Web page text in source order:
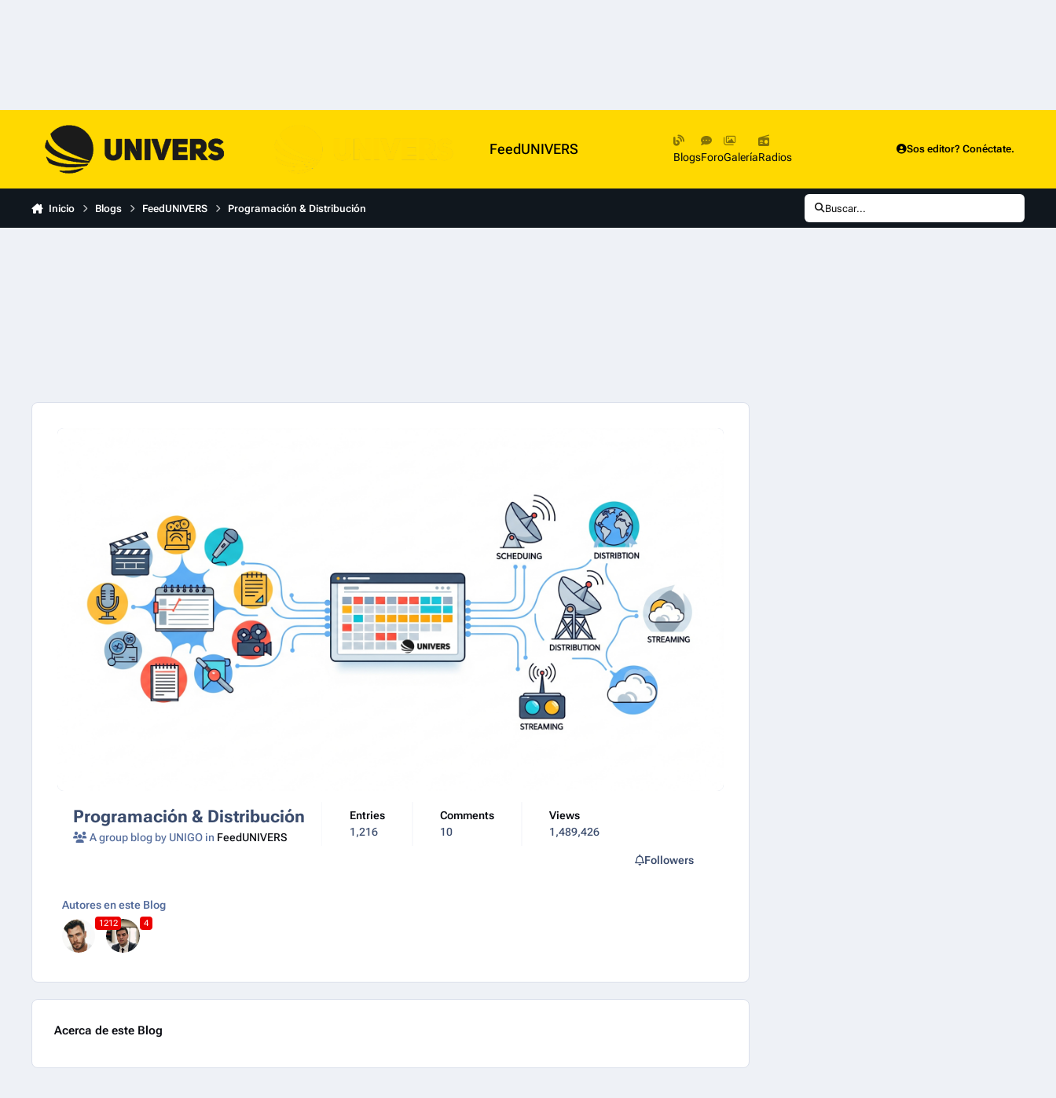
FeedUNIVERS BlogsForoGaleríaRadios
Sos editor? Conéctate.
Inicio Blogs FeedUNIVERS Programación & Distribución Buscar...
Programación & Distribución
A group blog by UNIGO in FeedUNIVERS
Entries
1,216
Comments
10
Views
1,489,426
Followers
Autores en este Blog
1212 4
Acerca de este Blog